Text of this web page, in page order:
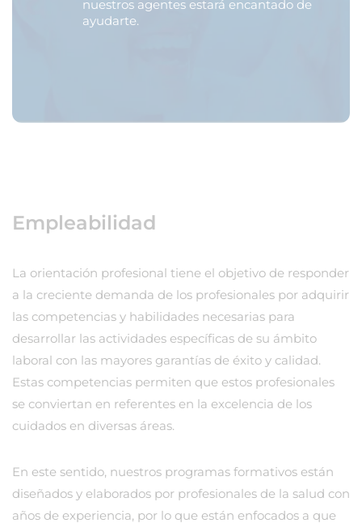
nuestros agentes estará encantado de
ayudarte.
Empleabilidad
La orientación profesional tiene el objetivo de responder
a la creciente demanda de los profesionales por adquirir
las competencias y habilidades necesarias para
desarrollar las actividades específicas de su ámbito
laboral con las mayores garantías de éxito y calidad.
Estas competencias permiten que estos profesionales
se conviertan en referentes en la excelencia de los
cuidados en diversas áreas.
En este sentido, nuestros programas formativos están
diseñados y elaborados por profesionales de la salud con
años de experiencia, por lo que están enfocados a que